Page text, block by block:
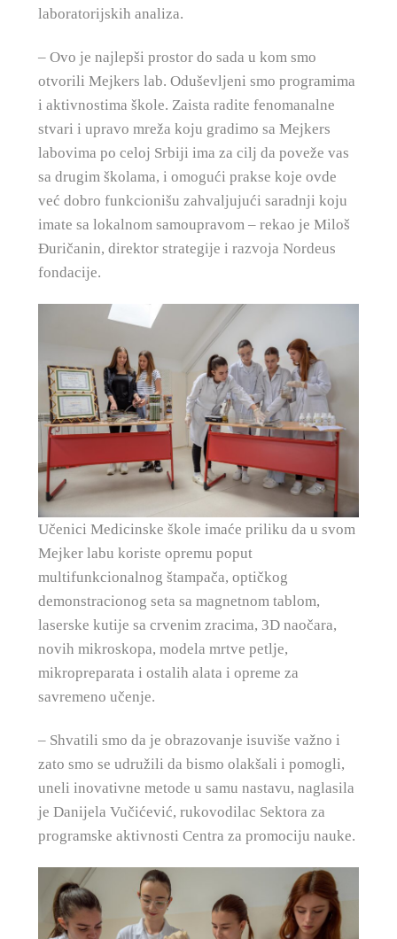
laboratorijskih analiza.
– Ovo je najlepši prostor do sada u kom smo
otvorili Mejkers lab. Oduševljeni smo programima
i aktivnostima škole. Zaista radite fenomanalne
stvari i upravo mreža koju gradimo sa Mejkers
labovima po celoj Srbiji ima za cilj da poveže vas
sa drugim školama, i omogući prakse koje ovde
već dobro funkcionišu zahvaljujući saradnji koju
imate sa lokalnom samoupravom – rekao je Miloš
Đuričanin, direktor strategije i razvoja Nordeus
fondacije.
Učenici Medicinske škole imaće priliku da u svom
Mejker labu koriste opremu poput
multifunkcionalnog štampača, optičkog
demonstracionog seta sa magnetnom tablom,
laserske kutije sa crvenim zracima, 3D naočara,
novih mikroskopa, modela mrtve petlje,
mikropreparata i ostalih alata i opreme za
savremeno učenje.
– Shvatili smo da je obrazovanje isuviše važno i
zato smo se udružili da bismo olakšali i pomogli,
uneli inovativne metode u samu nastavu, naglasila
je Danijela Vučićević, rukovodilac Sektora za
programske aktivnosti Centra za promociju nauke.